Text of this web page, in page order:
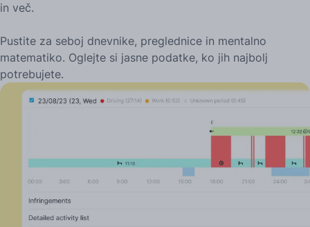
in več.
Pustite za seboj dnevnike, preglednice in mentalno
matematiko. Oglejte si jasne podatke, ko jih najbolj
potrebujete.